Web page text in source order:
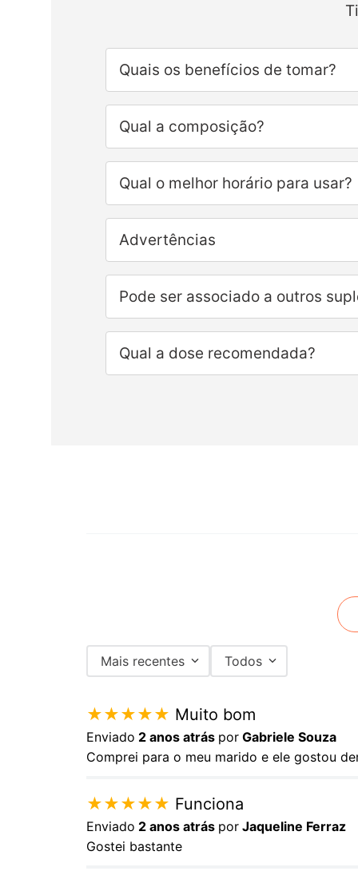
Quais os benefícios de tomar?
Qual a composição?
Qual o melhor horário para usar?
Advertências
Pode ser associado a outros
Qual a dose recomendada?
Mais recentes Todos
★★★★★ Muito bom
Enviado 2 anos atrás por Gabriele Souza
Comprei para o meu marido e ele gostou
★★★★★ Funciona
Enviado 2 anos atrás por Jaqueline Ferraz
Gostei bastante